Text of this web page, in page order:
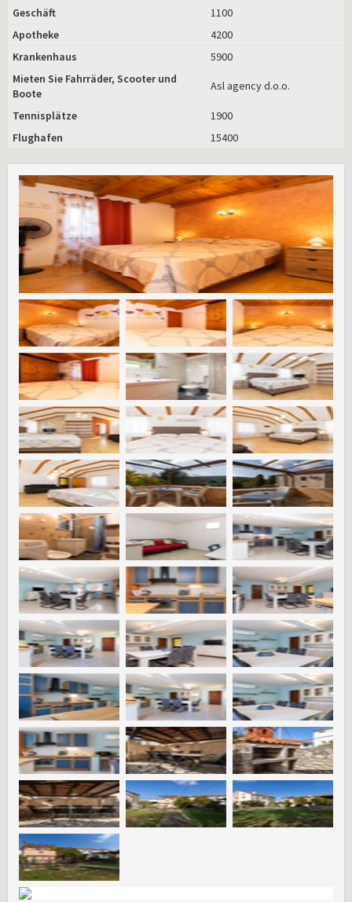
Geschäft
1100
Apotheke
4200
Krankenhaus
5900
Mieten Sie Fahrräder, Scooter und
Boote
Asl agency d.o.o.
Tennisplätze
1900
Flughafen
15400